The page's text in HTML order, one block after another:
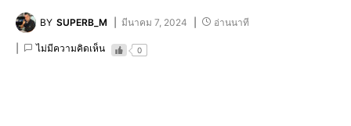
BY SUPERB_M มีนาคม 7, 2024 อ่านนาที
ไม่มีความคิดเห็น 0